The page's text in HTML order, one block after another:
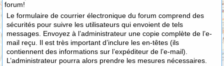
forum!
Le formulaire de courrier électronique du forum comprend des
sécurités pour suivre les utilisateurs qui envoient de tels
messages. Envoyez à l’administrateur une copie complète de l’e-
mail reçu. Il est très important d’inclure les en-têtes (ils
contiennent des informations sur l’expéditeur de l’e-mail).
L’administrateur pourra alors prendre les mesures nécessaires.